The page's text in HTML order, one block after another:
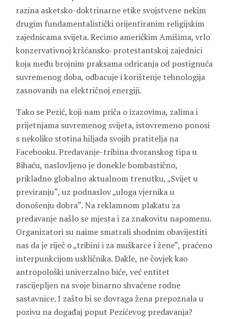
razina asketsko-doktrinarne etike svojstvene nekim
drugim fundamentalistički orijentiranim religijskim
zajednicama svijeta. Recimo američkim Amišima, vrlo
konzervativnoj kršćansko-protestantskoj zajednici
koja među brojnim praksama odricanja od postignuća
suvremenog doba, odbacuje i korištenje tehnologija
zasnovanih na električnoj energiji.
Tako se Pezić, koji nam priča o izazovima, zalima i
prijetnjama suvremenog svijeta, istovremeno ponosi
s nekoliko stotina hiljada svojih pratitelja na
Facebooku. Predavanje-tribina dvoranskog tipa u
Bihaću, naslovljeno je donekle bombastično,
prikladno globalno aktualnom trenutku, „Svijet u
previranju“, uz podnaslov „uloga vjernika u
donošenju dobra“. Na reklamnom plakatu za
predavanje našlo se mjesta i za znakovitu napomenu.
Organizatori su naime smatrali shodnim obavijestiti
nas da je riječ o „tribini i za muškarce i žene“, praćeno
interpunkcijom uskličnika. Dakle, ne čovjek kao
antropološki univerzalno biće, već entitet
rascijepljen na svoje binarno shvaćene rodne
sastavnice. I zašto bi se dovraga žena prepoznala u
pozivu na događaj poput Pezićevog predavanja?